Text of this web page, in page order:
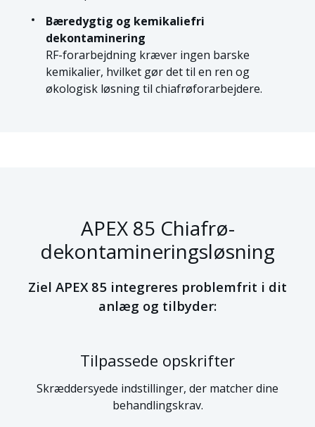
Bæredygtig og kemikaliefri
dekontaminering
RF-forarbejdning kræver ingen barske
kemikalier, hvilket gør det til en ren og
økologisk løsning til chiafrøforarbejdere.
APEX 85 Chiafrø-
dekontamineringsløsning
Ziel APEX 85 integreres problemfrit i dit
anlæg og tilbyder:
Tilpassede opskrifter
Skræddersyede indstillinger, der matcher dine
behandlingskrav.